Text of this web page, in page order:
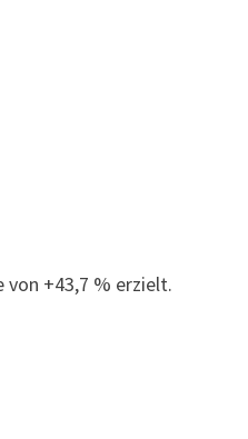
+43,7 % erzielt.